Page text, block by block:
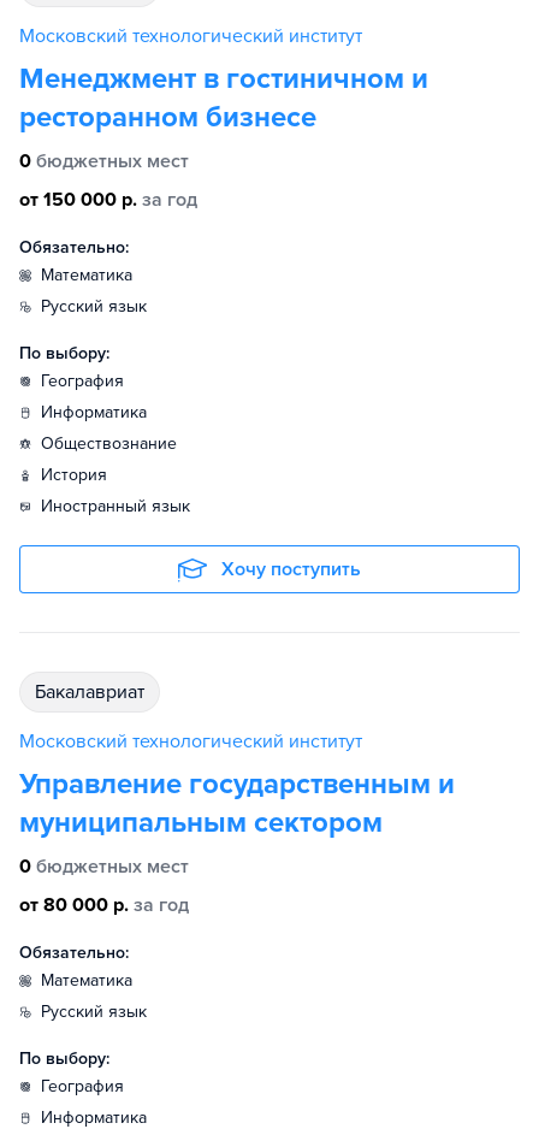
Московский технологический институт
Менеджмент в гостиничном и
ресторанном бизнесе
0 бюджетных мест
от 150 000 р. за год
Обязательно:
математика
русский язык
По выбору:
география
информатика
обществознание
история
иностранный язык
Хочу поступить
бакалавриат
Московский технологический институт
Управление государственным и
муниципальным сектором
0 бюджетных мест
от 80 000 р. за год
Обязательно:
математика
русский язык
По выбору:
география
информатика